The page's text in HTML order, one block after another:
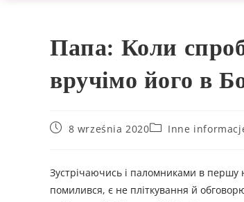
Папа: Коли
вручімо його в
8 września 2020 Inne
Зустрічаючись і паломниками в
помилився, є не пліткування й